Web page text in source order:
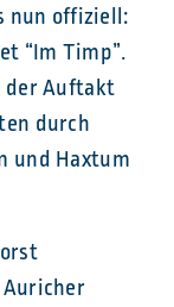
nun offiziell:
“Im Timp”.
der Auftakt
durch
und Haxtum